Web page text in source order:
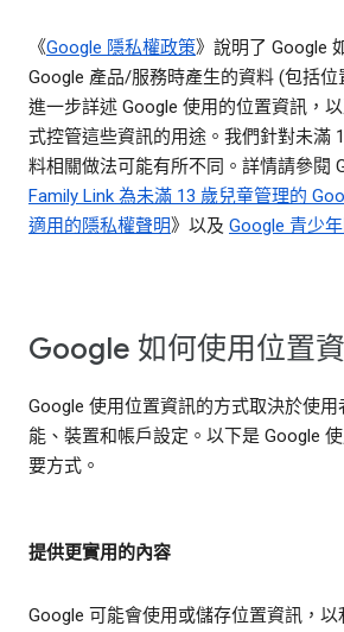
《Google 隱私權政策》說明了 Google
Google 產品/服務時產生的資料 (包括
進一步詳述 Google 使用的位置資訊，
式控管這些資訊的用途。我們針對未滿
料相關做法可能有所不同。詳情請參閱
Family Link 為未滿 13 歲兒童管理的
適用的隱私權聲明》以及 Google 青少
Google 如何使用位置
Google 使用位置資訊的方式取決於使
能、裝置和帳戶設定。以下是 Google
要方式。
提供更實用的內容
Google 可能會使用或儲存位置資訊，